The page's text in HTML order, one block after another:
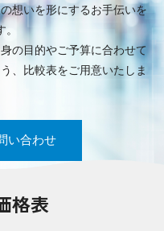
想いを形にするお手伝いを
の目的やご予算に合わせて
、比較表をご用意いたしま
い合わせ
格表